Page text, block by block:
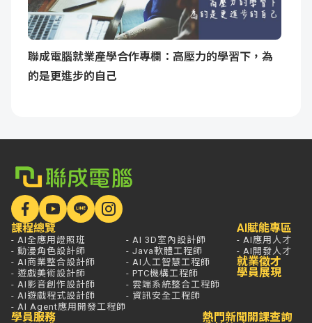
聯成電腦就業產學合作專欄：高壓力的學習下，為
的是更進步的自己
課程總覽
- AI全應用證照班
- 動漫角色設計師
- AI商業整合設計師
- 遊戲美術設計師
- AI影音創作設計師
- AI遊戲程式設計師
- AI Agent應用開發工程師
- AI 3D室內設計師
- Java軟體工程師
- AI人工智慧工程師
- PTC機構工程師
- 雲端系統整合工程師
- 資訊安全工程師
AI賦能專區
- AI應用人才
- AI開發人才
就業徵才
學員展現
學員服務
熱門新聞 開課查詢